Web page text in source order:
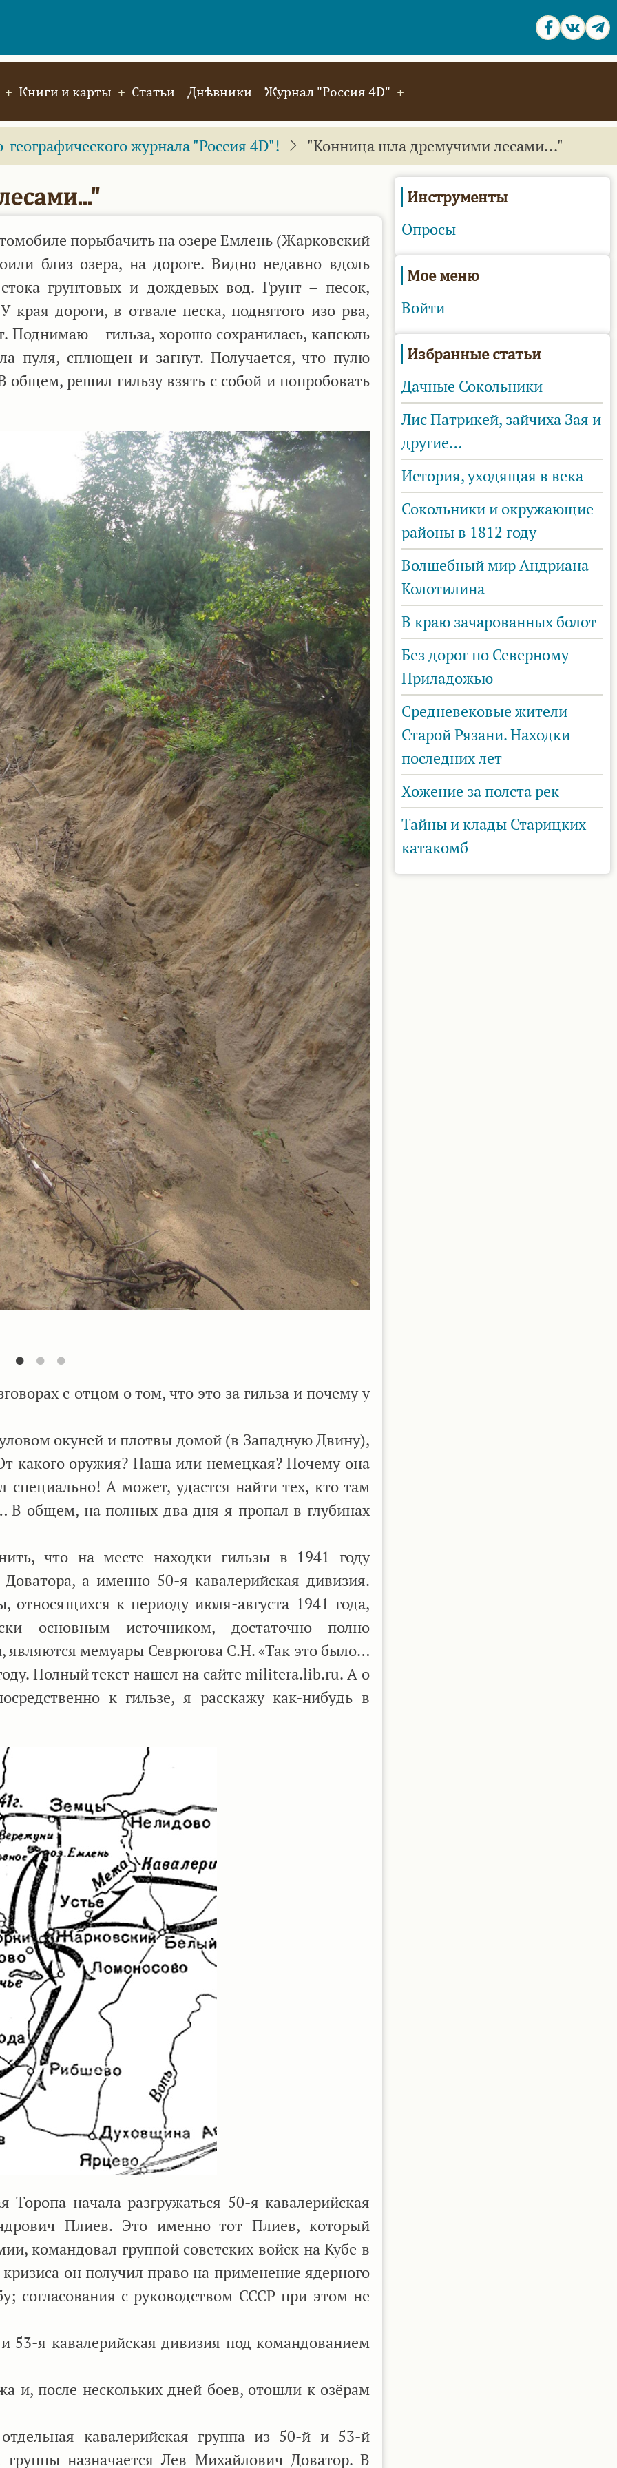
Книги и карты Статьи Днѣвники Журнал "Россия 4D"
журнала "Россия 4D"! "Конница шла дремучими лесами..."
порыбачить на озере Емлень (Жарковский
близ озера, на дороге. Видно недавно вдоль
грунтовых и дождевых вод. Грунт – песок,
дороги, в отвале песка, поднятого изо рва,
Поднимаю – гильза, хорошо сохранилась, капсюль
пуля, сплющен и загнут. Получается, что пулю
общем, решил гильзу взять с собой и попробовать
с отцом о том, что это за гильза и почему у
окуней и плотвы домой (в Западную Двину),
какого оружия? Наша или немецкая? Почему она
специально! А может, удастся найти тех, кто там
В общем, на полных два дня я пропал в глубинах
что на месте находки гильзы в 1941 году
Доватора, а именно 50-я кавалерийская дивизия.
относящихся к периоду июля-августа 1941 года,
основным источником, достаточно полно
являются мемуары Севрюгова С.Н. «Так это было…
Полный текст нашел на сайте militera.lib.ru. А о
к гильзе, я расскажу как-нибудь в
начала разгружаться 50-я кавалерийская
Плиев. Это именно тот Плиев, который
командовал группой советских войск на Кубе в
он получил право на применение ядерного
согласования с руководством СССР при этом не
53-я кавалерийская дивизия под командованием
и, после нескольких дней боев, отошли к озёрам
кавалерийская группа из 50-й и 53-й
назначается Лев Михайлович Доватор. В
Инструменты
Опросы
Мое меню
Войти
Избранные статьи
Дачные Сокольники
Лис Патрикей, зайчиха Зая и
другие…
История, уходящая в века
Сокольники и окружающие
районы в 1812 году
Волшебный мир Андриана
Колотилина
В краю зачарованных болот
Без дорог по Северному
Приладожью
Средневековые жители
Старой Рязани. Находки
последних лет
Хожение за полста рек
Тайны и клады Старицких
катакомб